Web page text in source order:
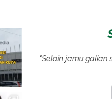
"Selain jamu galian